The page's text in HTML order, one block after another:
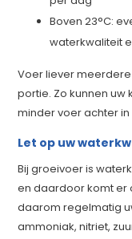
Boven 23°C:
waterkwaliteit
Voer liever
portie. Zo kunnen
minder voer achter in
Let op uw
Bij groeivoer is
en daardoor komt er
daarom regelmatig
ammoniak, nitriet,